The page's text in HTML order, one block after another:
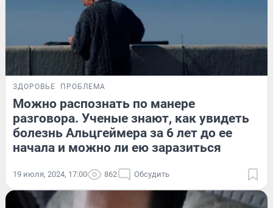
ЗДОРОВЬЕ ПРОБЛЕМА
Можно распознать по манере
разговора. Ученые знают, как увидеть
болезнь Альцгеймера за 6 лет до ее
начала и можно ли ею заразиться
19 июля, 2024, 17:00 862 Обсудить